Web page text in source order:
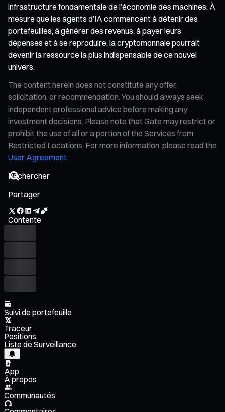
infrastructure fondamentale de l’économie des machines. À
mesure que les agents d’IA commencent à détenir des
portefeuilles, à générer des revenus, à payer leurs
dépenses et à se reproduire, la cryptomonnaie pourrait
devenir la ressource la plus indispensable de ce nouvel
univers.
The content herein does not constitute any offer,
solicitation, or recommendation. You should always seek
independent professional advice before making any
investment decisions. Please note that Gate may restrict or
prohibit the use of all or a portion of the Services from
Restricted Locations. For more information, please read the
User Agreement
Partager
Contente
Suivi de portefeuille
Traceur
Positions
Liste de Surveillance
App
À propos
Communautés